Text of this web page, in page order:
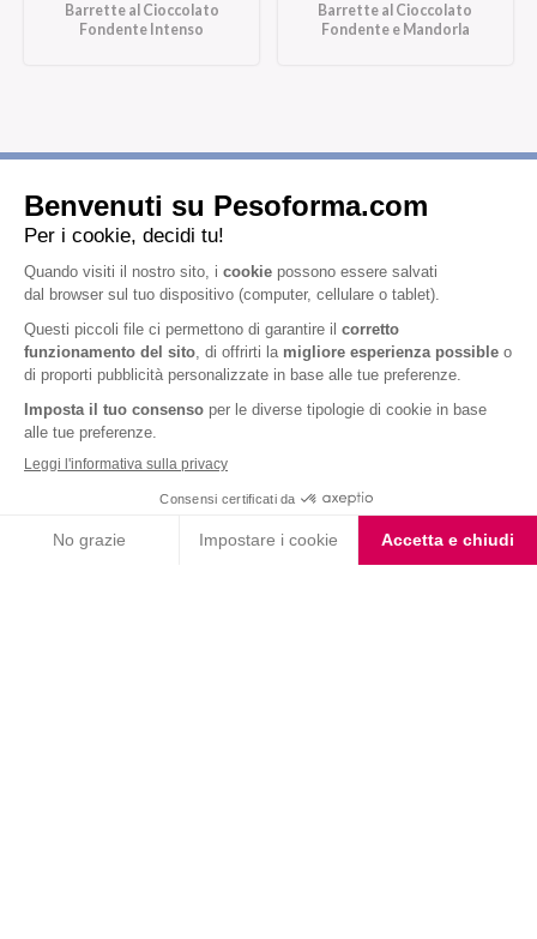
Barrette al Cioccolato
Fondente Intenso
Barrette al Cioccolato
Fondente e Mandorla
Iscriviti alla newsletter
informativa privacy
, acconsento all'iscrizione alla newsletter
periodica di Nutrition et Santé
Nutrition & Sante' Italia Spa